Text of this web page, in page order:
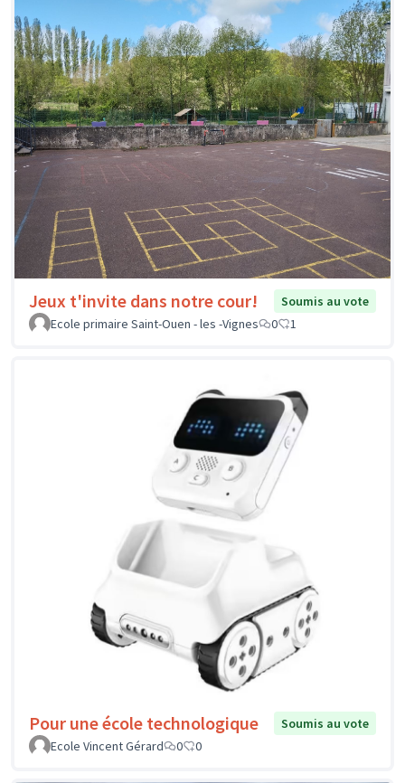
Jeux t'invite dans notre cour!
Soumis au vote
Ecole primaire Saint-Ouen - les -Vignes
0 1
Pour une école technologique
Soumis au vote
Ecole Vincent Gérard
0 0